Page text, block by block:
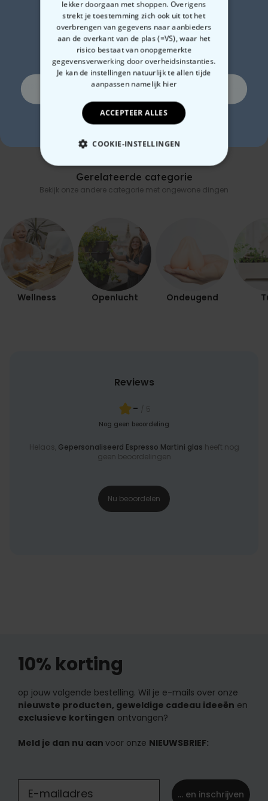
Gepersonaliseerd
Pornstar Martini glas
€ 24,99
Gepersonaliseerde
champagne coupe met
€ 24,99
Gerelateerde categorie
Bekijk onze andere categorie met ongewone dingen
Wellness Openlucht Ondeugend
Reviews
- / 5
Nog geen beoordeling
Helaas, Gepersonaliseerd Espresso Martini glas heeft nog
geen beoordelingen
Nu beoordelen
10% korting
op jouw volgende bestelling. Wil je e-mails over onze
nieuwste producten, geweldige cadeau ideeën en
exclusieve kortingen ontvangen?
Meld je dan nu aan voor onze NIEUWSBRIEF:
... en inschrijven
Zin in
10% korting?
Ja, graag!
Nee, ik hou niet van korting
lekker doorgaan met shoppen. Overigens
strekt je toestemming zich ook uit tot het
overbrengen van gegevens naar aanbieders
aan de overkant van de plas (=VS), waar het
risico bestaat van onopgemerkte
gegevensverwerking door overheidsinstanties.
Je kan de instellingen natuurlijk te allen tijde
aanpassen namelijk hier
ACCEPTEER ALLES
COOKIE-INSTELLINGEN
MARKETING